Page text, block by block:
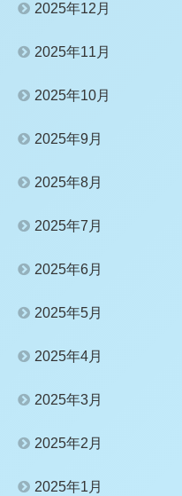
2025年12月
2025年11月
2025年10月
2025年9月
2025年8月
2025年7月
2025年6月
2025年5月
2025年4月
2025年3月
2025年2月
2025年1月